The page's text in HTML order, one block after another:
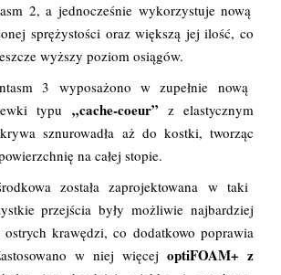
2, a jednocześnie wykorzystuje nową
sprężystości oraz większą jej ilość, co
wyższy poziom osiągów.
3 wyposażono w zupełnie nową
typu „cache-coeur” z elastycznym
sznurowadła aż do kostki, tworząc
na całej stopie.
została zaprojektowana w taki
przejścia były możliwie najbardziej
ostrych krawędzi, co dodatkowo poprawia
w niej więcej optiFOAM+ z